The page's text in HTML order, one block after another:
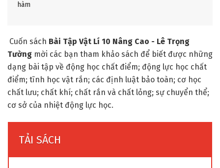
hàm
Cuốn sách Bài Tập Vật Lí 10 Nâng Cao - Lê Trọng
Tường mời các bạn tham khảo sách để biết được những
dạng bài tập về động học chất điểm; động lực học chất
điểm; tĩnh học vật rắn; các định luật bảo toàn; cơ học
chất lưu; chất khí; chất rắn và chất lỏng; sự chuyển thể;
cơ sở của nhiệt động lực học.
TẢI SÁCH